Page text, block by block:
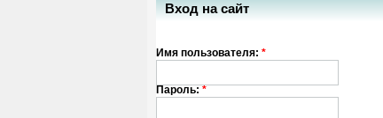
Вход на сайт
Имя пользователя: *
Пароль: *